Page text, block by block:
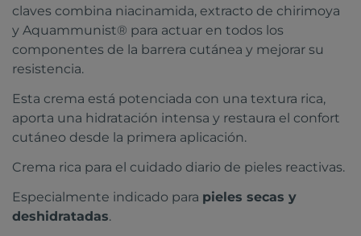
claves combina niacinamida, extracto de chirimoya
y Aquammunist® para actuar en todos los
componentes de la barrera cutánea y mejorar su
resistencia.
Esta crema está potenciada con una textura rica,
aporta una hidratación intensa y restaura el confort
cutáneo desde la primera aplicación.
Crema rica para el cuidado diario de pieles reactivas.
Especialmente indicado para pieles secas y
deshidratadas.